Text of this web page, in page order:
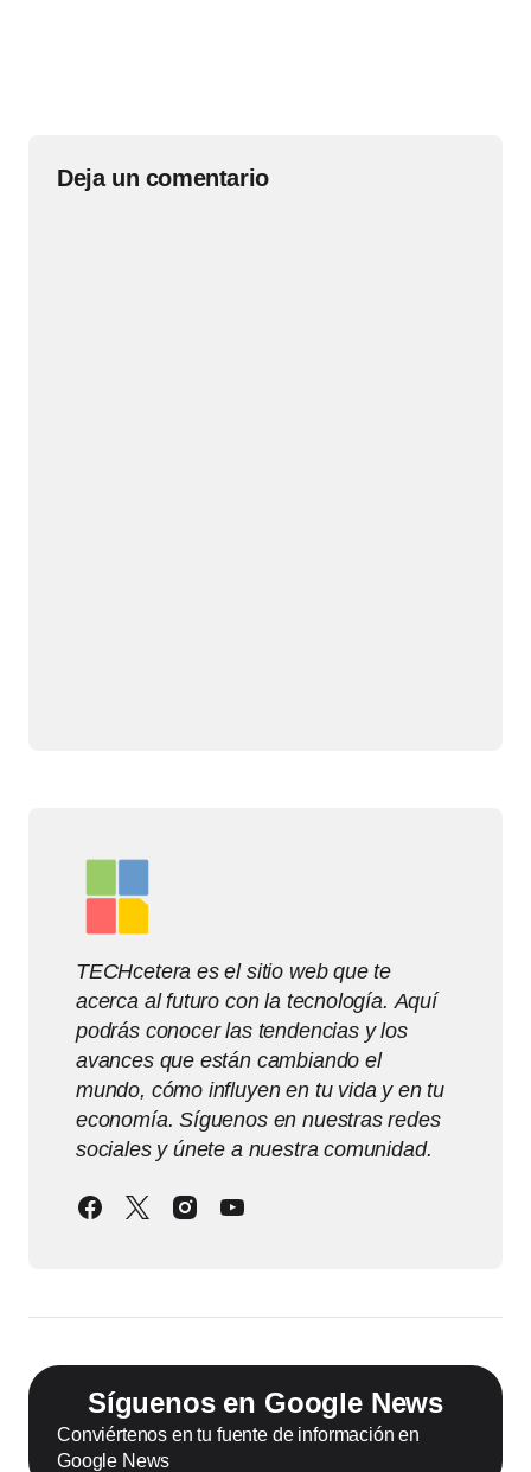
Deja un comentario
TECHcetera es el sitio web que te
acerca al futuro con la tecnología. Aquí
podrás conocer las tendencias y los
avances que están cambiando el
mundo, cómo influyen en tu vida y en tu
economía. Síguenos en nuestras redes
sociales y únete a nuestra comunidad.
Síguenos en Google News
Conviértenos en tu fuente de información en
Google News